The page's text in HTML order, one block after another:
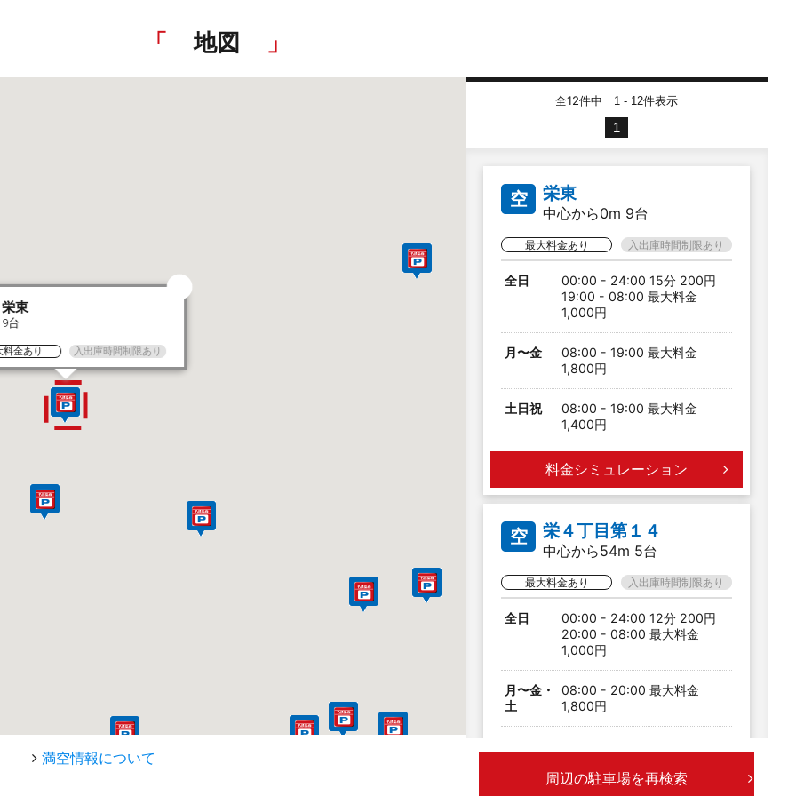
地図
栄東
9台
料金あり 入出庫時間制限あり
全12件中 1 - 12件表示
1
空 栄東
中心から0m 9台
最大料金あり 入出庫時間制限あり
全日
00:00 - 24:00 15分 200円
19:00 - 08:00 最大料金
1,000円
月〜金
08:00 - 19:00 最大料金
1,800円
土日祝
08:00 - 19:00 最大料金
1,400円
料金シミュレーション
空 栄４丁目第１４
中心から54m 5台
最大料金あり 入出庫時間制限あり
全日
00:00 - 24:00 12分 200円
20:00 - 08:00 最大料金
1,000円
月〜金・
土
08:00 - 20:00 最大料金
1,800円
満空情報について
周辺の駐車場を再検索